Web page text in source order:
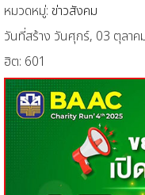
หมวดหมู่: ข่าวสังคม
วันที่สร้าง วันศุกร์, 03 ตุลา
ฮิต: 601